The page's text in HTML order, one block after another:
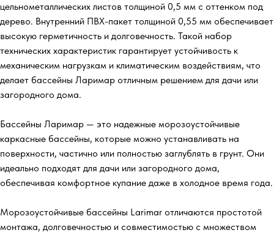
цельнометаллических листов толщиной 0,5 мм с оттенком под
дерево. Внутренний ПВХ-пакет толщиной 0,55 мм обеспечивает
высокую герметичность и долговечность. Такой набор
технических характеристик гарантирует устойчивость к
механическим нагрузкам и климатическим воздействиям, что
делает бассейны Ларимар отличным решением для дачи или
загородного дома.
Бассейны Ларимар — это надежные морозоустойчивые
каркасные бассейны, которые можно устанавливать на
поверхности, частично или полностью заглублять в грунт. Они
идеально подходят для дачи или загородного дома,
обеспечивая комфортное купание даже в холодное время года.
Морозоустойчивые бассейны Larimar отличаются простотой
монтажа, долговечностью и совместимостью с множеством